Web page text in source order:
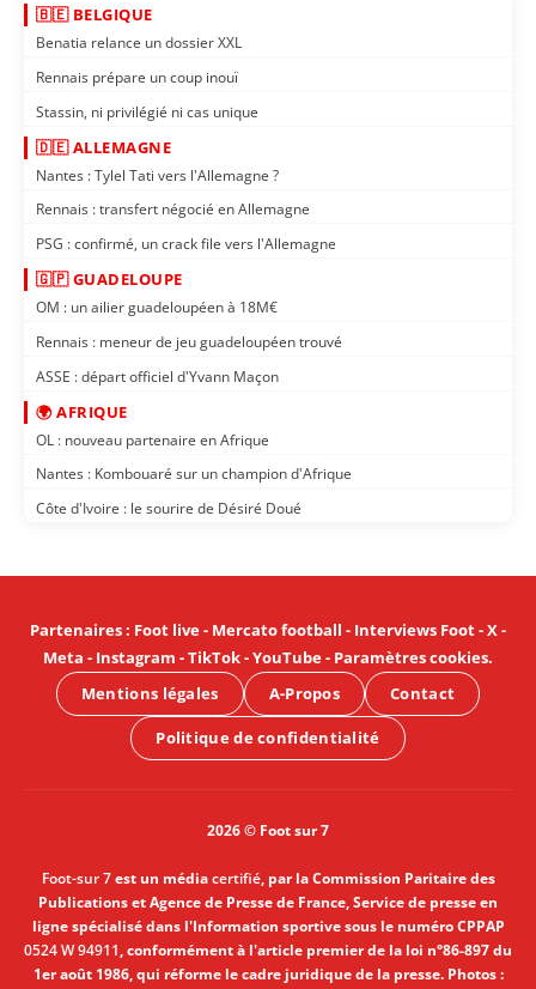
🇧🇪 BELGIQUE
Benatia relance un dossier XXL
Rennais prépare un coup inouï
Stassin, ni privilégié ni cas unique
🇩🇪 ALLEMAGNE
Nantes : Tylel Tati vers l'Allemagne ?
Rennais : transfert négocié en Allemagne
PSG : confirmé, un crack file vers l'Allemagne
🇬🇵 GUADELOUPE
OM : un ailier guadeloupéen à 18M€
Rennais : meneur de jeu guadeloupéen trouvé
ASSE : départ officiel d'Yvann Maçon
🌍 AFRIQUE
OL : nouveau partenaire en Afrique
Nantes : Kombouaré sur un champion d'Afrique
Côte d'Ivoire : le sourire de Désiré Doué
Partenaires: Foot live- Mercato football - Interviews Foot-X-
Meta - Instagram -TikTok-YouTube- Paramètres cookies.
Mentions légales
A-Propos Contact
Politique de confidentialité
2026 © Foot sur 7
Foot-sur 7est un médiacertifié, par la Commission Paritaire des
Publications et Agence de Presse de France, Service de presse en
ligne spécialisé dans l'Information sportive sous le numéro CPPAP
0524 W 94911, conformément à l'article premier de la loi n°86-897 du
1er août 1986, qui réforme le cadre juridique de la presse. Photos :